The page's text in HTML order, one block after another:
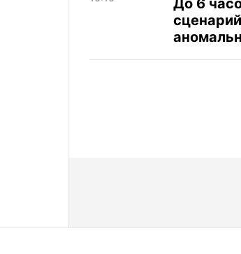
До 6